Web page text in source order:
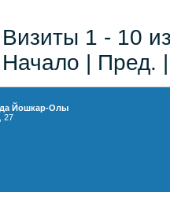
Визиты 1 - 10
Начало | Пред.
Йошкар-Олы
27